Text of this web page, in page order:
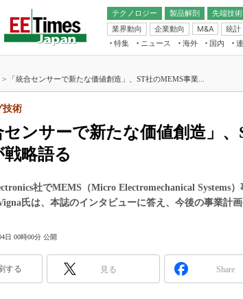
テクノロジー 製品解剖
先端技術
電池／エネルギー
アナログ
マイコン
業界動向
企業動向 M&A 統計
フィジカ
読者調
電源設
特集 ニュース 海外 国内
福田昭のデバイス通信
大山聡の業界スコープ
大原雄介のエレ・組み込みプレイバ
学漂流記
世界を「数字」で回してみよう
この10年で起こったこと、次の10年
で起こること
電子ブックレット
> 「統合センサーで新たな価値創造」、ST社のMEMS事業...
センサーで新たな価値創造」
略語る
技術
社でMEMS（Micro Electromechanical Systems
氏は、本誌のインタビューに答え、今後の事業計
日 00時00分 公開
する 見る Share